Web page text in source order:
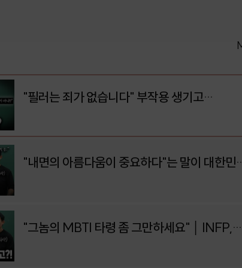
"필러는 죄가 없습니다" 부작용 생기고
"내면의 아름다움이 중요하다"는 말이 대한민
"그놈의 MBTI 타령 좀 그만하세요" │ INFP,